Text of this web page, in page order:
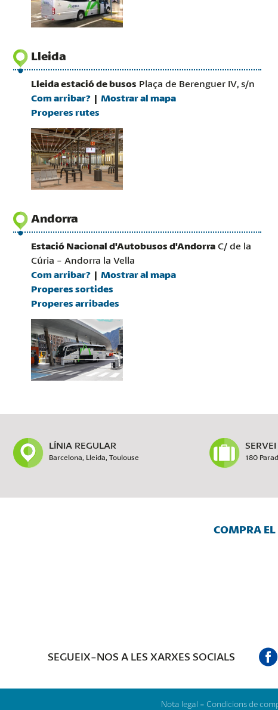
Lleida
Lleida estació de busos Plaça de Berenguer IV, s/n
Com arribar?
Mostrar al mapa
Properes rutes
Andorra
Estació Nacional d'Autobusos d'AndorraC/ de la
Cúria - Andorra la Vella
Com arribar?
Mostrar al mapa
Properes sortides
Properes arribades
LÍNIA REGULAR
Barcelona, Lleida, Toulouse 180
COMPRA
SEGUEIX-NOS A LES XARXES SOCIALS
Nota legal - Condicions de